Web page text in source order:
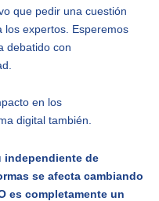
que pedir una cuestión
los expertos. Esperemos
debatido con
en los
digital también.
independiente de
se afecta cambiando
es completamente un